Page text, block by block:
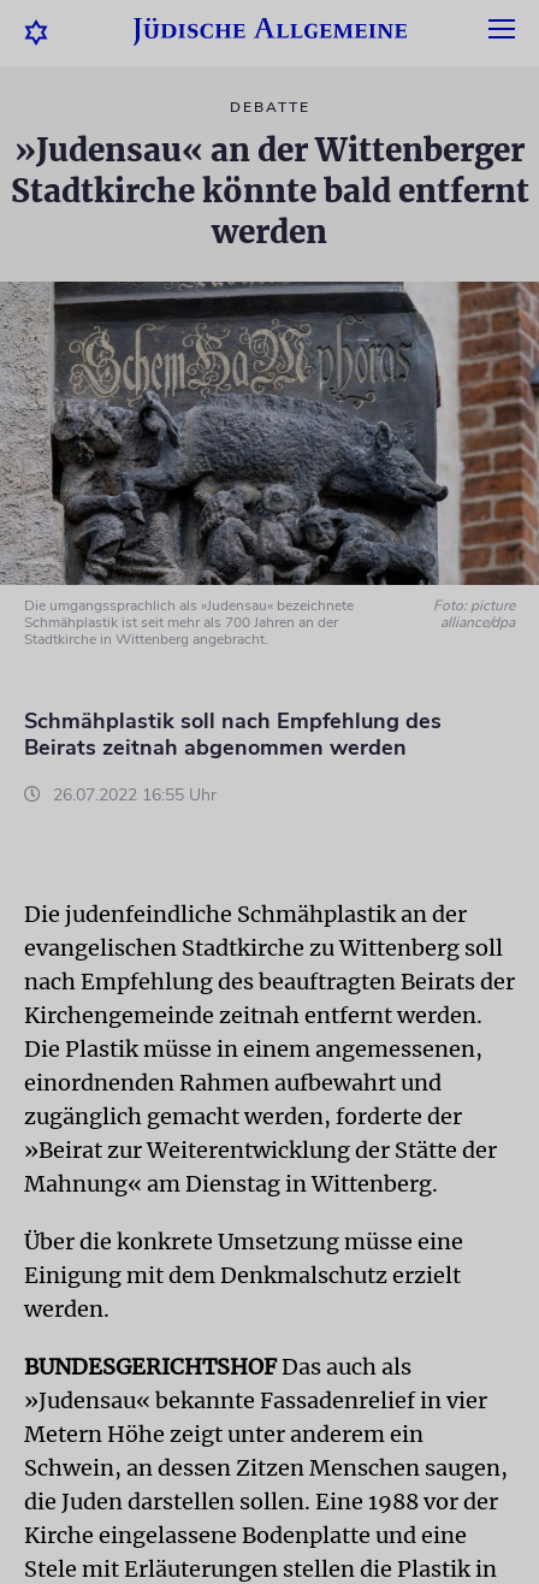
DEBATTE
»Judensau« an der Wittenberger
Stadtkirche könnte bald entfernt
werden
Die umgangssprachlich als »Judensau« bezeichnete
Schmähplastik ist seit mehr als 700 Jahren an der
Stadtkirche in Wittenberg angebracht.
Foto: picture
alliance/dpa
Schmähplastik soll nach Empfehlung des
Beirats zeitnah abgenommen werden
26.07.2022 16:55 Uhr
Die judenfeindliche Schmähplastik an der
evangelischen Stadtkirche zu Wittenberg soll
nach Empfehlung des beauftragten Beirats der
Kirchengemeinde zeitnah entfernt werden.
Die Plastik müsse in einem angemessenen,
einordnenden Rahmen aufbewahrt und
zugänglich gemacht werden, forderte der
»Beirat zur Weiterentwicklung der Stätte der
Mahnung« am Dienstag in Wittenberg.
Über die konkrete Umsetzung müsse eine
Einigung mit dem Denkmalschutz erzielt
werden.
BUNDESGERICHTSHOFDas auch als
»Judensau« bekannte Fassadenrelief in vier
Metern Höhe zeigt unter anderem ein
Schwein, an dessen Zitzen Menschen saugen,
die Juden darstellen sollen. Eine 1988 vor der
Kirche eingelassene Bodenplatte und eine
Stele mit Erläuterungen stellen die Plastik in